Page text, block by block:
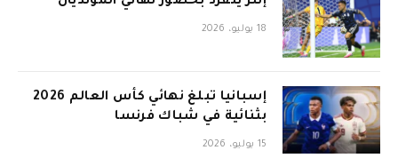
18 يوليو، 2026
إسبانيا تبلغ نهائي كأس العالم 2026
بثنائية في شباك فرنسا
15 يوليو، 2026